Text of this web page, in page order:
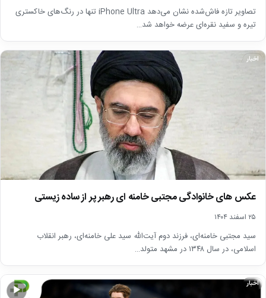
تصاویر تازه فاش‌شده نشان می‌دهد iPhone Ultra تنها در رنگ‌های خاکستری
تیره و سفید نقره‌ای عرضه خواهد شد…
اخبار
عکس های خانوادگی مجتبی خامنه ای رهبر پر از ساده زیستی
۲۵ اسفند ۱۴۰۴
سید مجتبی خامنه‌ای، فرزند دوم آیت‌الله سید علی خامنه‌ای، رهبر انقلاب
اسلامی، در سال ۱۳۴۸ در مشهد متولد…
▶
اخبار